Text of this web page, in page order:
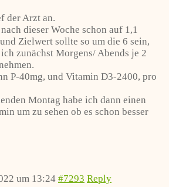
der Arzt an.
dieser Woche schon auf 1,1
Zielwert sollte so um die 6 sein,
zunächst Morgens/ Abends je 2
P-40mg, und Vitamin D3-2400, pro
Montag habe ich dann einen
um zu sehen ob es schon besser
um 13:24 #7293 Reply